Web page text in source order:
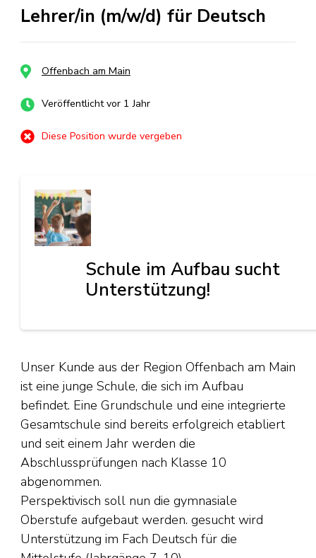
Lehrer/in (m/w/d) für Deutsch
Offenbach am Main
Veröffentlicht vor 1 Jahr
Diese Position wurde vergeben
Schule im Aufbau sucht
Unterstützung!
Unser Kunde aus der Region Offenbach am Main
ist eine junge Schule, die sich im Aufbau
befindet. Eine Grundschule und eine integrierte
Gesamtschule sind bereits erfolgreich etabliert
und seit einem Jahr werden die
Abschlussprüfungen nach Klasse 10
abgenommen.
Perspektivisch soll nun die gymnasiale
Oberstufe aufgebaut werden. gesucht wird
Unterstützung im Fach Deutsch für die